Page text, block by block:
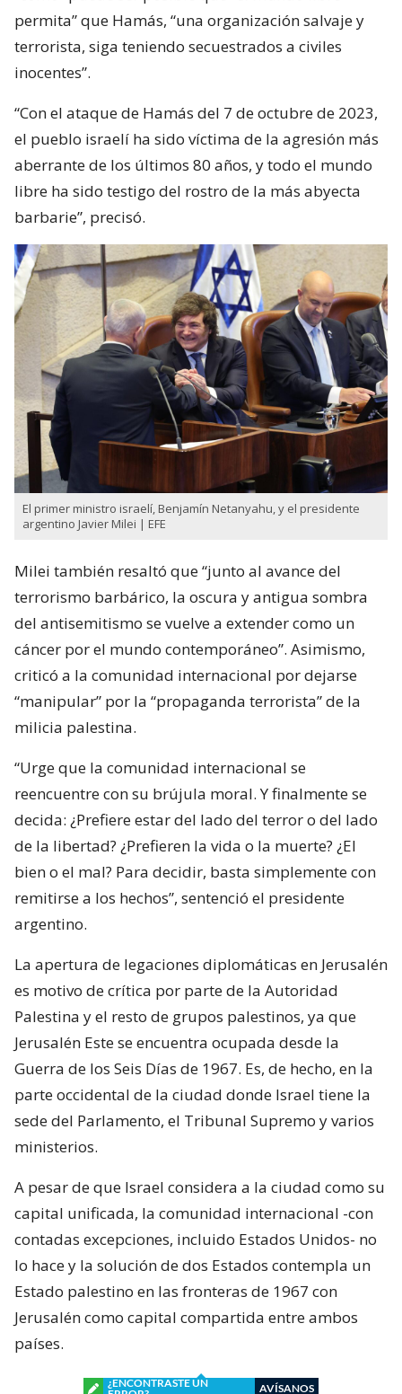
permita” que Hamás, “una organización salvaje y
terrorista, siga teniendo secuestrados a civiles
inocentes”.
“Con el ataque de Hamás del 7 de octubre de 2023,
el pueblo israelí ha sido víctima de la agresión más
aberrante de los últimos 80 años, y todo el mundo
libre ha sido testigo del rostro de la más abyecta
barbarie”, precisó.
El primer ministro israelí, Benjamín Netanyahu, y el presidente
argentino Javier Milei | EFE
Milei también resaltó que “junto al avance del
terrorismo barbárico, la oscura y antigua sombra
del antisemitismo se vuelve a extender como un
cáncer por el mundo contemporáneo”. Asimismo,
criticó a la comunidad internacional por dejarse
“manipular” por la “propaganda terrorista” de la
milicia palestina.
“Urge que la comunidad internacional se
reencuentre con su brújula moral. Y finalmente se
decida: ¿Prefiere estar del lado del terror o del lado
de la libertad? ¿Prefieren la vida o la muerte? ¿El
bien o el mal? Para decidir, basta simplemente con
remitirse a los hechos”, sentenció el presidente
argentino.
La apertura de legaciones diplomáticas en Jerusalén
es motivo de crítica por parte de la Autoridad
Palestina y el resto de grupos palestinos, ya que
Jerusalén Este se encuentra ocupada desde la
Guerra de los Seis Días de 1967. Es, de hecho, en la
parte occidental de la ciudad donde Israel tiene la
sede del Parlamento, el Tribunal Supremo y varios
ministerios.
A pesar de que Israel considera a la ciudad como su
capital unificada, la comunidad internacional -con
contadas excepciones, incluido Estados Unidos- no
lo hace y la solución de dos Estados contempla un
Estado palestino en las fronteras de 1967 con
Jerusalén como capital compartida entre ambos
países.
¿ENCONTRASTE UN
AVÍSANOS